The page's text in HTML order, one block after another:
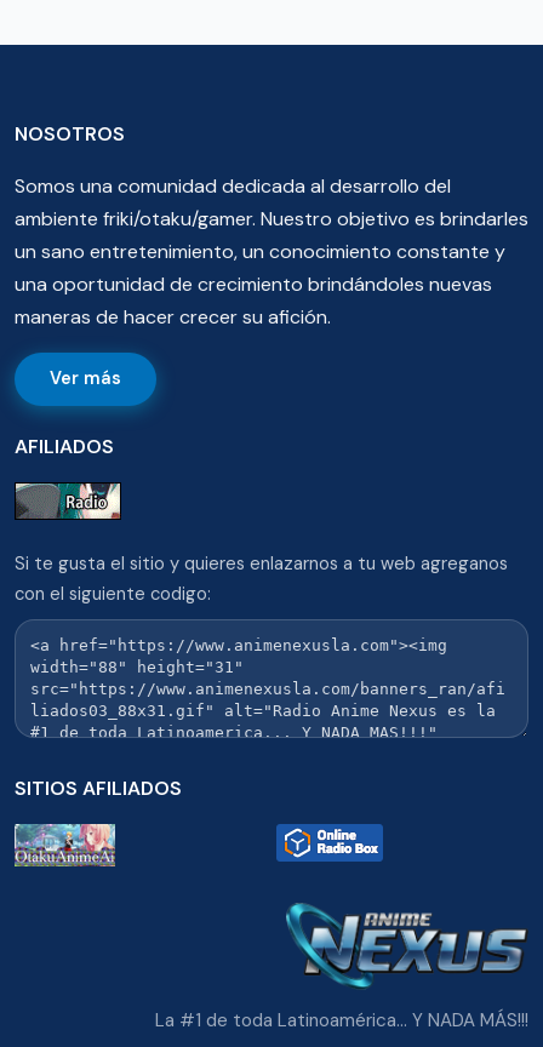
NOSOTROS
Somos una comunidad dedicada al desarrollo del
ambiente friki/otaku/gamer. Nuestro objetivo es brindarles
un sano entretenimiento, un conocimiento constante y
una oportunidad de crecimiento brindándoles nuevas
maneras de hacer crecer su afición.
Ver más
AFILIADOS
Si te gusta el sitio y quieres enlazarnos a tu web agreganos
con el siguiente codigo:
SITIOS AFILIADOS
La #1 de toda Latinoamérica... Y NADA MÁS!!!